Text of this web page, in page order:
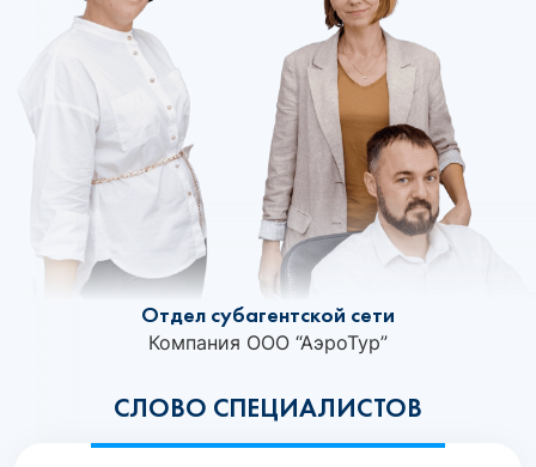
СЛОВО СПЕЦИАЛИСТОВ
Отдел субагентской сети
Компания ООО “АэроТур”